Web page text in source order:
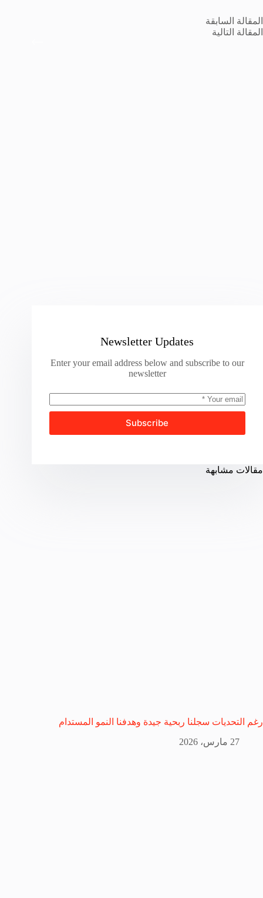
المقالة السابقة
المقالة التالية
Newsletter Updates
Enter your email address below and subscribe to our
newsletter
Subscribe
مقالات مشابهة
رغم التحديات سجلنا ربحية جيدة وهدفنا النمو المستدام
27 مارس، 2026